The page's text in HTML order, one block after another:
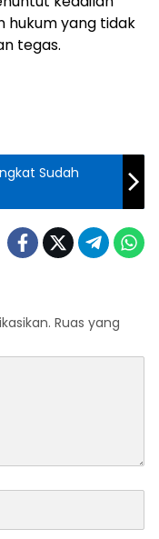
hukum yang tidak
tegas.
Sudah
Ruas yang